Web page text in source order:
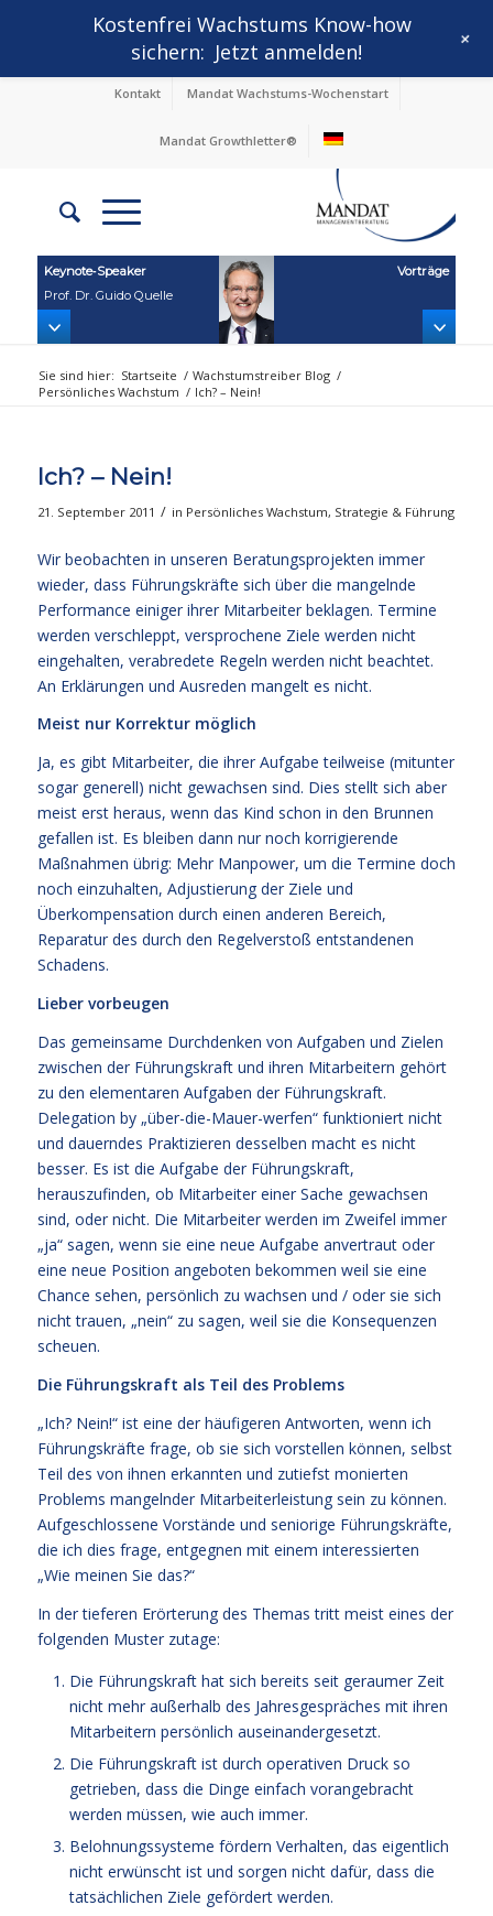
Kontakt Mandat Wachstums-Wochenstart
Mandat Growthletter®
Keynote‑Speaker
Prof. Dr. Guido Quelle
Vorträge
Sie sind hier: Startseite / Wachstumstreiber Blog /
Persönliches Wachstum / Ich? – Nein!
Ich? – Nein!
21. September 2011 / in Persönliches Wachstum, Strategie & Führung
Wir beobachten in unseren Beratungsprojekten immer
wieder, dass Führungskräfte sich über die mangelnde
Performance einiger ihrer Mitarbeiter beklagen. Termine
werden verschleppt, versprochene Ziele werden nicht
eingehalten, verabredete Regeln werden nicht beachtet.
An Erklärungen und Ausreden mangelt es nicht.
Meist nur Korrektur möglich
Ja, es gibt Mitarbeiter, die ihrer Aufgabe teilweise (mitunter
sogar generell) nicht gewachsen sind. Dies stellt sich aber
meist erst heraus, wenn das Kind schon in den Brunnen
gefallen ist. Es bleiben dann nur noch korrigierende
Maßnahmen übrig: Mehr Manpower, um die Termine doch
noch einzuhalten, Adjustierung der Ziele und
Überkompensation durch einen anderen Bereich,
Reparatur des durch den Regelverstoß entstandenen
Schadens.
Lieber vorbeugen
Das gemeinsame Durchdenken von Aufgaben und Zielen
zwischen der Führungskraft und ihren Mitarbeitern gehört
zu den elementaren Aufgaben der Führungskraft.
Delegation by „über-die-Mauer-werfen“ funktioniert nicht
und dauerndes Praktizieren desselben macht es nicht
besser. Es ist die Aufgabe der Führungskraft,
herauszufinden, ob Mitarbeiter einer Sache gewachsen
sind, oder nicht. Die Mitarbeiter werden im Zweifel immer
„ja“ sagen, wenn sie eine neue Aufgabe anvertraut oder
eine neue Position angeboten bekommen weil sie eine
Chance sehen, persönlich zu wachsen und / oder sie sich
nicht trauen, „nein“ zu sagen, weil sie die Konsequenzen
scheuen.
Die Führungskraft als Teil des Problems
„Ich? Nein!“ ist eine der häufigeren Antworten, wenn ich
Führungskräfte frage, ob sie sich vorstellen können, selbst
Teil des von ihnen erkannten und zutiefst monierten
Problems mangelnder Mitarbeiterleistung sein zu können.
Aufgeschlossene Vorstände und seniorige Führungskräfte,
die ich dies frage, entgegnen mit einem interessierten
„Wie meinen Sie das?“
In der tieferen Erörterung des Themas tritt meist eines der
folgenden Muster zutage:
Die Führungskraft hat sich bereits seit geraumer Zeit
nicht mehr außerhalb des Jahresgespräches mit ihren
Mitarbeitern persönlich auseinandergesetzt.
Die Führungskraft ist durch operativen Druck so
getrieben, dass die Dinge einfach vorangebracht
werden müssen, wie auch immer.
Belohnungssysteme fördern Verhalten, das eigentlich
nicht erwünscht ist und sorgen nicht dafür, dass die
tatsächlichen Ziele gefördert werden.
Kostenfrei Wachstums Know-how
sichern: Jetzt anmelden! +